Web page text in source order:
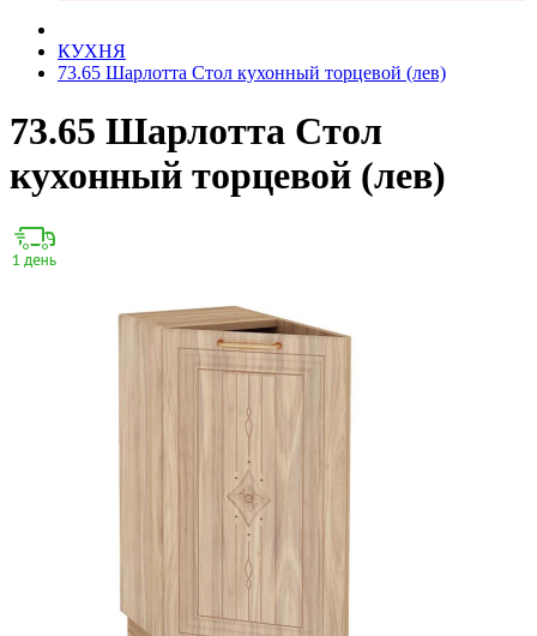
КУХНЯ
73.65 Шарлотта Стол кухонный торцевой (лев)
73.65 Шарлотта Стол
кухонный торцевой (лев)